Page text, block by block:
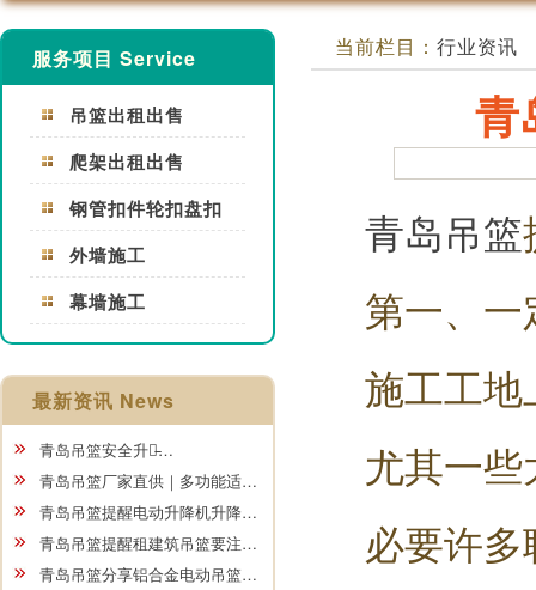
服务项目 Service
吊篮出租出售
爬架出租出售
钢管扣件轮扣盘扣
外墙施工
幕墙施工
最新资讯 News
青岛吊篮安全升级̵…
青岛吊篮厂家直供｜多功能适…
青岛吊篮提醒电动升降机升降…
青岛吊篮提醒租建筑吊篮要注…
青岛吊篮分享铝合金电动吊篮…
当前栏目： 行业资讯
青
青岛吊篮
第一、
施工工
尤其一
必要许